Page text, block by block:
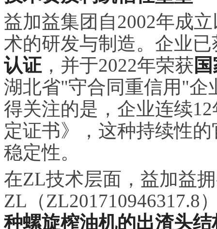
益加益集团自2002年成
术的研发与制造。企业已
认证，并于2022年荣获
湖北省"守合同重信用"企
得关注的是，企业连续
定证书》，这种持续性
稳定性。
在ZL技术层面，益加益
ZL（ZL201710946317.8
种螺旋榨油机的出渣头结